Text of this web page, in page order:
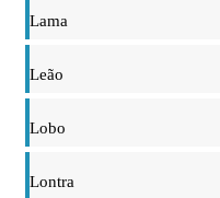
Lama
Leão
Lobo
Lontra